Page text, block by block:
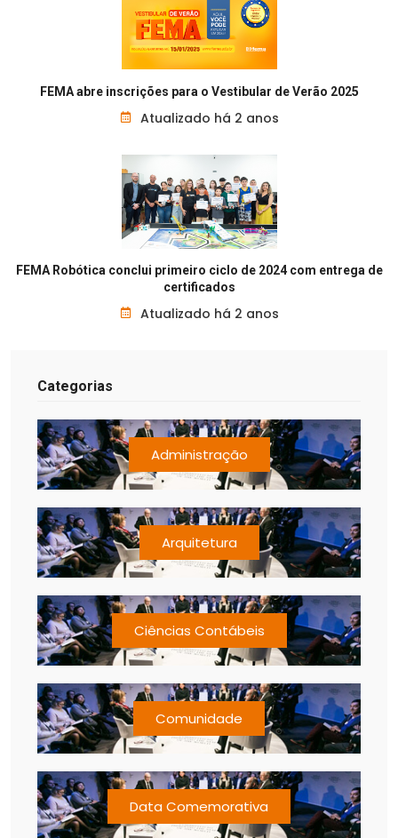
FEMA abre inscrições para o Vestibular de Verão 2025
Atualizado há 2 anos
FEMA Robótica conclui primeiro ciclo de 2024 com entrega de
certificados
Atualizado há 2 anos
Categorias
Administração
Arquitetura
Ciências Contábeis
Comunidade
Data Comemorativa